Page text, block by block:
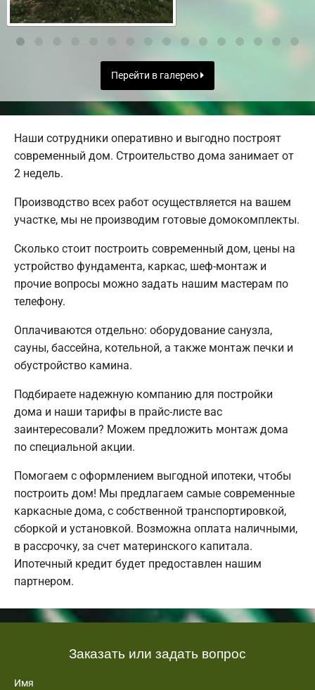
Перейти в галерею
Наши сотрудники оперативно и выгодно построят
современный дом. Строительство дома занимает от
2 недель.
Производство всех работ осуществляется на вашем
участке, мы не производим готовые домокомплекты.
Сколько стоит построить современный дом, цены на
устройство фундамента, каркас, шеф-монтаж и
прочие вопросы можно задать нашим мастерам по
телефону.
Оплачиваются отдельно: оборудование санузла,
сауны, бассейна, котельной, а также монтаж печки и
обустройство камина.
Подбираете надежную компанию для постройки
дома и наши тарифы в прайс-листе вас
заинтересовали? Можем предложить монтаж дома
по специальной акции.
Помогаем с оформлением выгодной ипотеки, чтобы
построить дом! Мы предлагаем самые современные
каркасные дома, с собственной транспортировкой,
сборкой и установкой. Возможна оплата наличными,
в рассрочку, за счет материнского капитала.
Ипотечный кредит будет предоставлен нашим
партнером.
Заказать или задать вопрос
Имя